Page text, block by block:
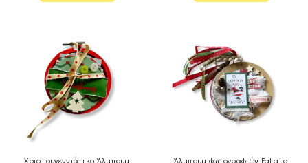
Χριστουγεννιάτικο Άλμπουμ
Άλμπουμ φωτογραφιών FaLaLa